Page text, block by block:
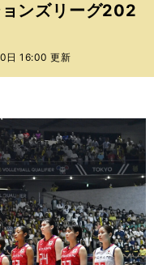
ョンズリーグ202
日 16:00 更新